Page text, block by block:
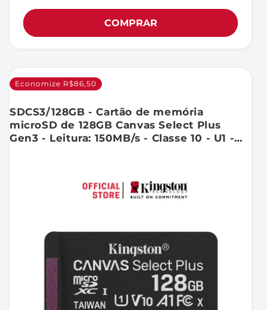
normal
COMPRAR
Economize R$86,50
SDCS3/128GB - Cartão de memória
microSD de 128GB Canvas Select Plus
Gen3 - Leitura: 150MB/s - Classe 10 - U1 -